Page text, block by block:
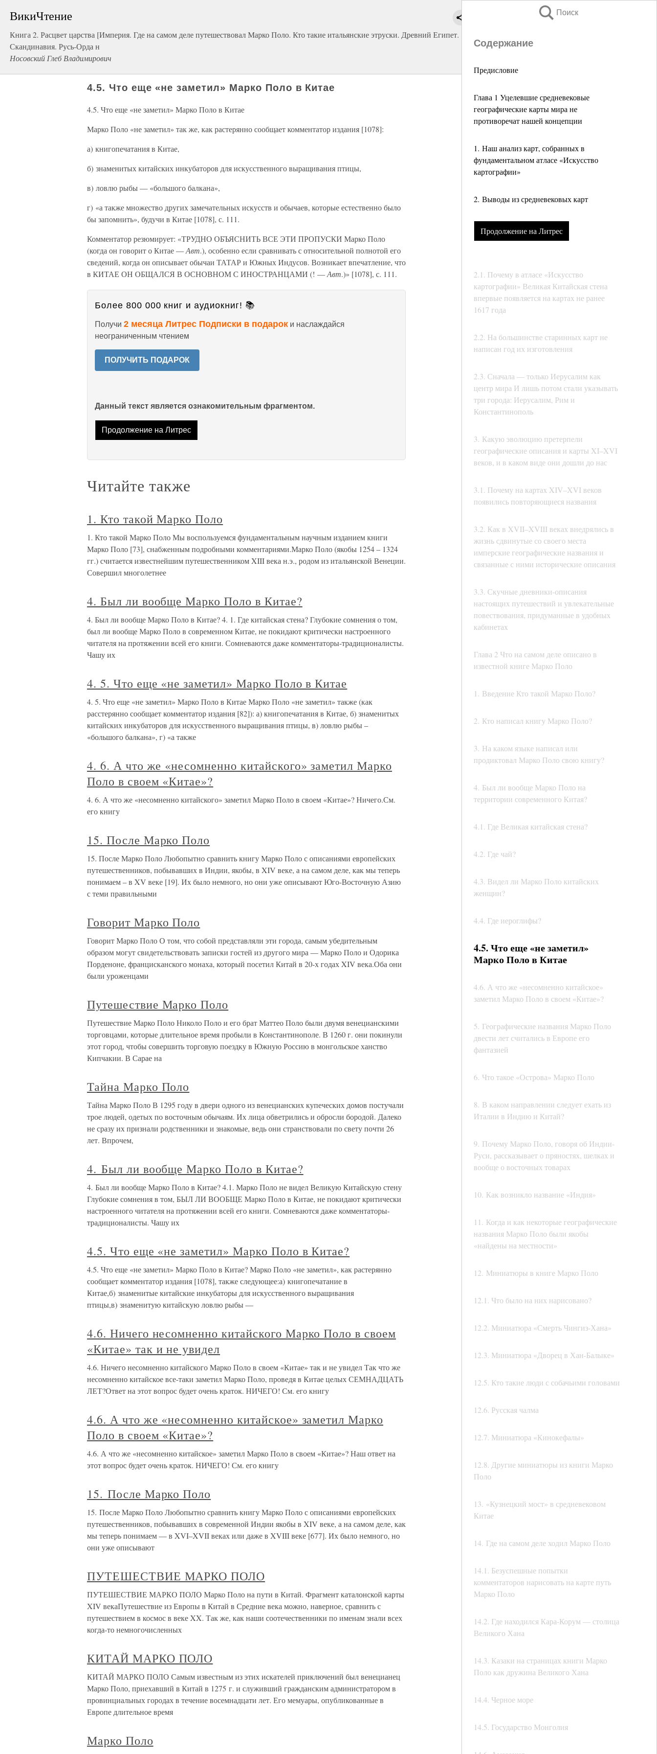
ВикиЧтение
Книга 2. Расцвет царства [Империя. Где на самом деле путешествовал Марко Поло. Кто такие итальянские этруски. Древний Египет.
Скандинавия. Русь-Орда н
Носовский Глеб Владимирович
Поиск
Содержание
Предисловие
Глава 1 Уцелевшие средневековые
географические карты мира не
противоречат нашей концепции
1. Наш анализ карт, собранных в
фундаментальном атласе «Искусство
картографии»
2. Выводы из средневековых карт
Продолжение на Литрес
2.1. Почему в атласе «Искусство
картографии» Великая Китайская стена
впервые появляется на картах не ранее
1617 года
2.2. На большинстве старинных карт не
написан год их изготовления
2.3. Сначала — только Иерусалим как
центр мира И лишь потом стали указывать
три города: Иерусалим, Рим и
Константинополь
3. Какую эволюцию претерпели
географические описания и карты XI–XVI
веков, и в каком виде они дошли до нас
3.1. Почему на картах XIV–XVI веков
появились повторяющиеся названия
3.2. Как в XVII–XVIII веках внедрялись в
жизнь сдвинутые со своего места
имперские географические названия и
связанные с ними исторические описания
3.3. Скучные дневники-описания
настоящих путешествий и увлекательные
повествования, придуманные в удобных
кабинетах
Глава 2 Что на самом деле описано в
известной книге Марко Поло
1. Введение Кто такой Марко Поло?
2. Кто написал книгу Марко Поло?
3. На каком языке написал или
продиктовал Марко Поло свою книгу?
4. Был ли вообще Марко Поло на
территории современного Китая?
4.1. Где Великая китайская стена?
4.2. Где чай?
4.3. Видел ли Марко Поло китайских
женщин?
4.4. Где иероглифы?
4.5. Что еще «не заметил»
Марко Поло в Китае
4.6. А что же «несомненно китайское»
заметил Марко Поло в своем «Китае»?
5. Географические названия Марко Поло
двести лет считались в Европе его
фантазией
6. Что такое «Острова» Марко Поло
8. В каком направлении следует ехать из
Италии в Индию и Китай?
9. Почему Марко Поло, говоря об Индии-
Руси, рассказывает о пряностях, шелках и
вообще о восточных товарах
10. Как возникло название «Индия»
11. Когда и как некоторые географические
названия Марко Поло были якобы
«найдены на местности»
12. Миниатюры в книге Марко Поло
12.1. Что было на них нарисовано?
12.2. Миниатюра «Смерть Чингиз-Хана»
12.3. Миниатюра «Дворец в Хан-Балыке»
12.5. Кто такие люди с собачьими головами
12.6. Русская чалма
12.7. Миниатюра «Кинокефалы»
12.8. Другие миниатюры из книги Марко
Поло
13. «Кузнецкий мост» в средневековом
Китае
14. Где на самом деле ходил Марко Поло
14.1. Безуспешные попытки
комментаторов нарисовать на карте путь
Марко Поло
14.2. Где находился Кара-Корум — столица
Великого Хана
14.3. Казаки на страницах книги Марко
Поло как дружина Великого Хана
14.4. Черное море
14.5. Государство Монголия
4.5. Что еще «не заметил» Марко Поло в Китае
4.5. Что еще «не заметил» Марко Поло в Китае
Марко Поло «не заметил» так же, как растерянно сообщает комментатор издания [1078]:
а) книгопечатания в Китае,
б) знаменитых китайских инкубаторов для искусственного выращивания птицы,
в) ловлю рыбы — «большого балкана»,
г) «а также множество других замечательных искусств и обычаев, которые естественно было
бы запомнить», будучи в Китае [1078], с. 111.
Комментатор резюмирует: «ТРУДНО ОБЪЯСНИТЬ ВСЕ ЭТИ ПРОПУСКИ Марко Поло
(когда он говорит о Китае —Авт.), особенно если сравнивать с относительной полнотой его
сведений, когда он описывает обычаи ТАТАР и Южных Индусов. Возникает впечатление, что
в КИТАЕ ОН ОБЩАЛСЯ В ОСНОВНОМ С ИНОСТРАНЦАМИ (! —Авт.)» [1078], с. 111.
Более 800 000 книг и аудиокниг! 📚
Получи 2 месяца Литрес Подписки в подарок и наслаждайся
неограниченным чтением
ПОЛУЧИТЬ ПОДАРОК
Данный текст является ознакомительным фрагментом.
Продолжение на Литрес
Читайте также
1. Кто такой Марко Поло
1. Кто такой Марко Поло Мы воспользуемся фундаментальным научным изданием книги
Марко Поло [73], снабженным подробными комментариями.Марко Поло (якобы 1254 – 1324
гг.) считается известнейшим путешественником XIII века н.э., родом из итальянской Венеции.
Совершил многолетнее
4. Был ли вообще Марко Поло в Китае?
4. Был ли вообще Марко Поло в Китае? 4. 1. Где китайская стена? Глубокие сомнения о том,
был ли вообще Марко Поло в современном Китае, не покидают критически настроенного
читателя на протяжении всей его книги. Сомневаются даже комментаторы-традиционалисты.
Чашу их
4. 5. Что еще «не заметил» Марко Поло в Китае
4. 5. Что еще «не заметил» Марко Поло в Китае Марко Поло «не заметил» также (как
расстерянно сообщает комментатор издания [82]): а) книгопечатания в Китае, б) знаменитых
китайских инкубаторов для искусственного выращивания птицы, в) ловлю рыбы –
«большого балкана», г) «а также
4. 6. А что же «несомненно китайского» заметил Марко
Поло в своем «Китае»?
4. 6. А что же «несомненно китайского» заметил Марко Поло в своем «Китае»? Ничего.См.
его книгу
15. После Марко Поло
15. После Марко Поло Любопытно сравнить книгу Марко Поло с описаниями европейских
путешественников, побывавших в Индии, якобы, в XIV веке, а на самом деле, как мы теперь
понимаем – в XV веке [19]. Их было немного, но они уже описывают Юго-Восточную Азию
с теми правильными
Говорит Марко Поло
Говорит Марко Поло О том, что собой представляли эти города, самым убедительным
образом могут свидетельствовать записки гостей из другого мира — Марко Поло и Одорика
Порденоне, францисканского монаха, который посетил Китай в 20-х годах XIV века.Оба они
были уроженцами
Путешествие Марко Поло
Путешествие Марко Поло Николо Поло и его брат Маттео Поло были двумя венецианскими
торговцами, которые длительное время пробыли в Константинополе. В 1260 г. они покинули
этот город, чтобы совершить торговую поездку в Южную Россию в монгольское ханство
Кипчакии. В Сарае на
Тайна Марко Поло
Тайна Марко Поло В 1295 году в двери одного из венецианских купеческих домов постучали
трое людей, одетых по восточным обычаям. Их лица обветрились и обросли бородой. Далеко
не сразу их признали родственники и знакомые, ведь они странствовали по свету почти 26
лет. Впрочем,
4. Был ли вообще Марко Поло в Китае?
4. Был ли вообще Марко Поло в Китае? 4.1. Марко Поло не видел Великую Китайскую стену
Глубокие сомнения в том, БЫЛ ЛИ ВООБЩЕ Марко Поло в Китае, не покидают критически
настроенного читателя на протяжении всей его книги. Сомневаются даже комментаторы-
традиционалисты. Чашу их
4.5. Что еще «не заметил» Марко Поло в Китае?
4.5. Что еще «не заметил» Марко Поло в Китае? Марко Поло «не заметил», как растерянно
сообщает комментатор издания [1078], также следующее:а) книгопечатание в
Китае,б) знаменитые китайские инкубаторы для искусственного выращивания
птицы,в) знаменитую китайскую ловлю рыбы —
4.6. Ничего несомненно китайского Марко Поло в своем
«Китае» так и не увидел
4.6. Ничего несомненно китайского Марко Поло в своем «Китае» так и не увидел Так что же
несомненно китайское все-таки заметил Марко Поло, проведя в Китае целых СЕМНАДЦАТЬ
ЛЕТ?Ответ на этот вопрос будет очень краток. НИЧЕГО! См. его книгу
4.6. А что же «несомненно китайское» заметил Марко
Поло в своем «Китае»?
4.6. А что же «несомненно китайское» заметил Марко Поло в своем «Китае»? Наш ответ на
этот вопрос будет очень краток. НИЧЕГО! См. его книгу
15. После Марко Поло
15. После Марко Поло Любопытно сравнить книгу Марко Поло с описаниями европейских
путешественников, побывавших в современной Индии якобы в XIV веке, а на самом деле, как
мы теперь понимаем — в XVI–XVII веках или даже в XVIII веке [677]. Их было немного, но
они уже описывают
ПУТЕШЕСТВИЕ МАРКО ПОЛО
ПУТЕШЕСТВИЕ МАРКО ПОЛО Марко Поло на пути в Китай. Фрагмент каталонской карты
XIV векаПутешествие из Европы в Китай в Средние века можно, наверное, сравнить с
путешествием в космос в веке XX. Так же, как наши соотечественники по именам знали всех
когда-то немногочисленных
КИТАЙ МАРКО ПОЛО
КИТАЙ МАРКО ПОЛО Самым известным из этих искателей приключений был венецианец
Марко Поло, приехавший в Китай в 1275 г. и служивший гражданским администратором в
провинциальных городах в течение восемнадцати лет. Его мемуары, опубликованные в
Европе длительное время
Марко Поло